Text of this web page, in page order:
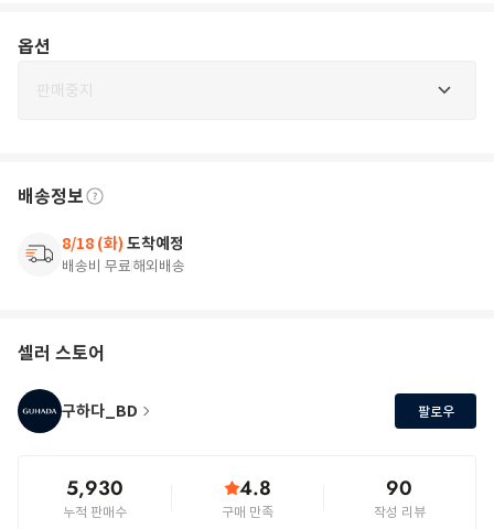
옵션
판매중지
배송정보
8/18 (화) 도착예정
배송비 무료해외배송
셀러 스토어
구하다_BD 팔로우
5,930
누적 판매수
4.8
구매 만족
90
작성 리뷰